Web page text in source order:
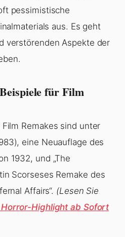
pessimistische
aus. Es geht
verstörenden Aspekte der
für Film
Remakes sind unter
eine Neuauflage des
1932, und „The
Scorseses Remake des
Affairs“. (Lesen Sie
Highlight ab Sofort